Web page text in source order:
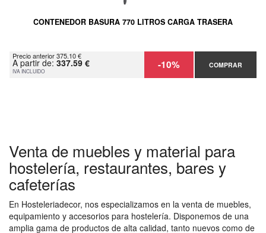
CONTENEDOR BASURA 770 LITROS CARGA TRASERA
Precio anterior 375.10 €
A partir de: 337.59 €
IVA INCLUIDO -10% COMPRAR
Venta de muebles y material para
hostelería, restaurantes, bares y
cafeterías
En Hosteleriadecor, nos especializamos en la venta de muebles,
equipamiento y accesorios para hostelería. Disponemos de una
amplia gama de productos de alta calidad, tanto nuevos como de